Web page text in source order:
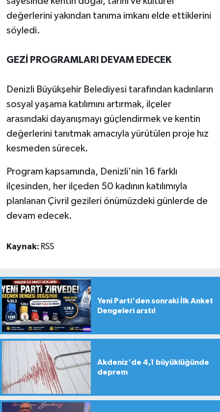
değerlerini yakından tanıma imkanı elde ettiklerini
söyledi.
GEZİ PROGRAMLARI DEVAM EDECEK
Denizli Büyükşehir Belediyesi tarafından kadınların
sosyal yaşama katılımını artırmak, ilçeler
arasındaki dayanışmayı güçlendirmek ve kentin
değerlerini tanıtmak amacıyla yürütülen proje hız
kesmeden sürecek.
Program kapsamında, Denizli'nin 16 farklı
ilçesinden, her ilçeden 50 kadının katılımıyla
planlanan Çivril gezileri önümüzdeki günlerde de
devam edecek.
Kaynak: RSS
Yeni Parti'den sonraki İlk Anket
Dengeleri arstı!
Akdeniz'de 4,1 büyüklüğünde
deprem